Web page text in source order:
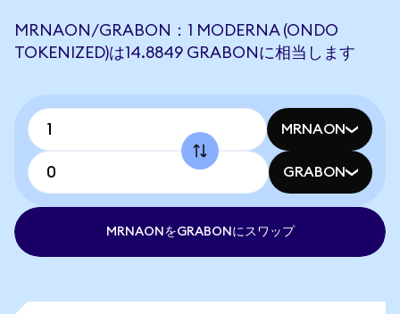
MRNAON/GRABON：1 MODERNA (ONDO
TOKENIZED)は14.8849 GRABONに相当します
MRNAON
GRABON
MRNAONをGRABONにスワップ